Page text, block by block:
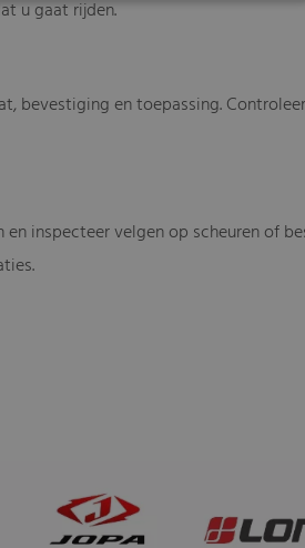
u gaat rijden.
bevestiging en toepassing.
inspecteer velgen op scheuren of